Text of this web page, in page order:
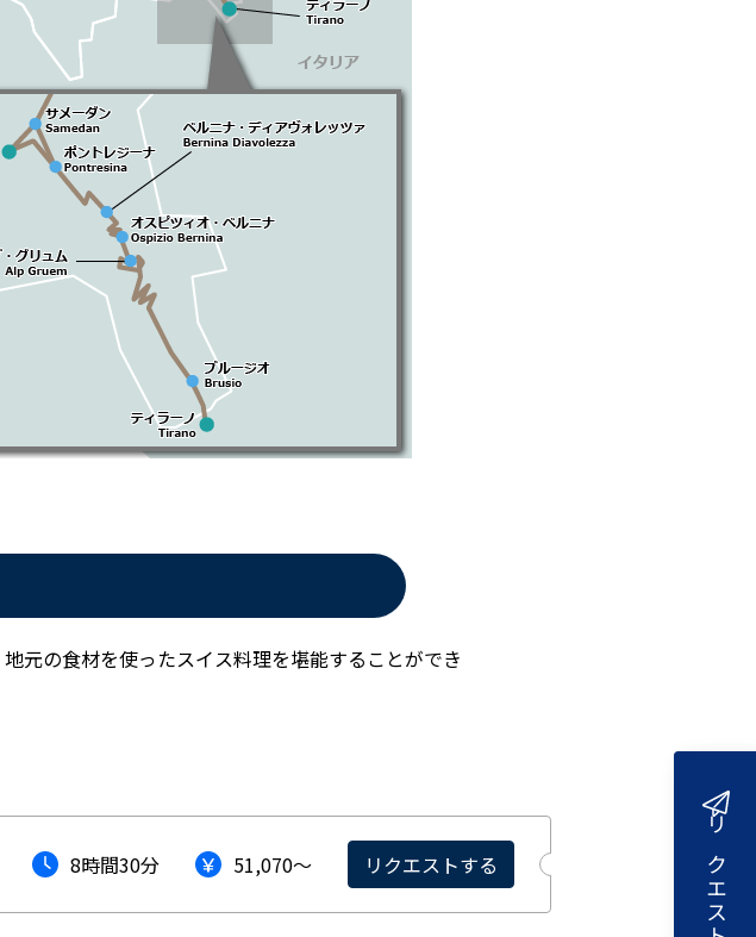
元の食材を使ったスイス料理を堪能することができ
8時間30分 51,070〜 リクエストする